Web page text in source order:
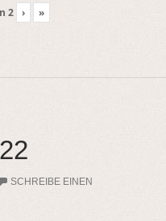
2 › »
SCHREIBE EINEN